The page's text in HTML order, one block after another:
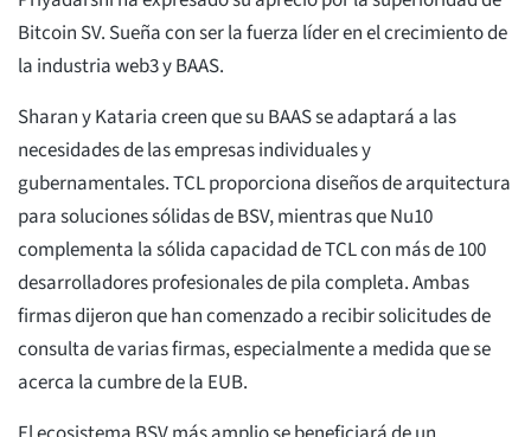
Bitcoin SV. Sueña con ser la fuerza líder en el crecimiento de
la industria web3 y BAAS.
Sharan y Kataria creen que su BAAS se adaptará a las
necesidades de las empresas individuales y
gubernamentales. TCL proporciona diseños de arquitectura
para soluciones sólidas de BSV, mientras que Nu10
complementa la sólida capacidad de TCL con más de 100
desarrolladores profesionales de pila completa. Ambas
firmas dijeron que han comenzado a recibir solicitudes de
consulta de varias firmas, especialmente a medida que se
acerca la cumbre de la EUB.